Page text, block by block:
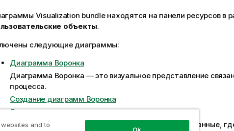
Visualization bundleнаходятся на панели ресурсов в
объекты.
следующие диаграммы:
Диаграмма Воронка
Диаграмма Воронка — это визуальное представление
процесса.
Создание диаграмм Воронка
Сетчатая диаграмма
Диаграмма, которая отображает сравнительные данные,
and to